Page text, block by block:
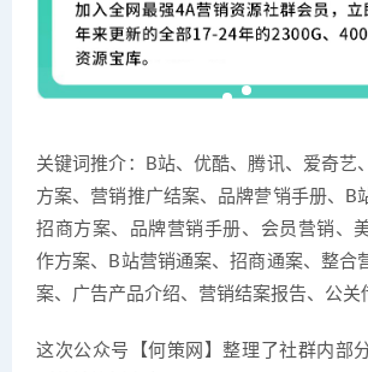
关键词推介：B站、优酷、腾讯、爱奇艺
方案、营销推广结案、品牌营销手册、B
招商方案、品牌营销手册、会员营销、
作方案、B站营销通案、招商通案、整合
案、广告产品介绍、营销结案报告、公
这次公众号【何策网】整理了社群内部